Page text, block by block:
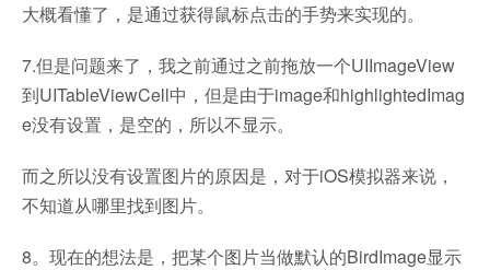
大概看懂了，是通过获得鼠标点击的手势来实现的。
7.但是问题来了，我之前通过之前拖放一个UIImageView
到UITableViewCell中，但是由于image和highlightedImag
e没有设置，是空的，所以不显示。
而之所以没有设置图片的原因是，对于iOS模拟器来说，
不知道从哪里找到图片。
8。现在的想法是，把某个图片当做默认的BirdImage显示